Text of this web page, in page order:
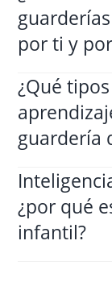
por ti y
¿Qué
guardería
¿por qué
infantil?